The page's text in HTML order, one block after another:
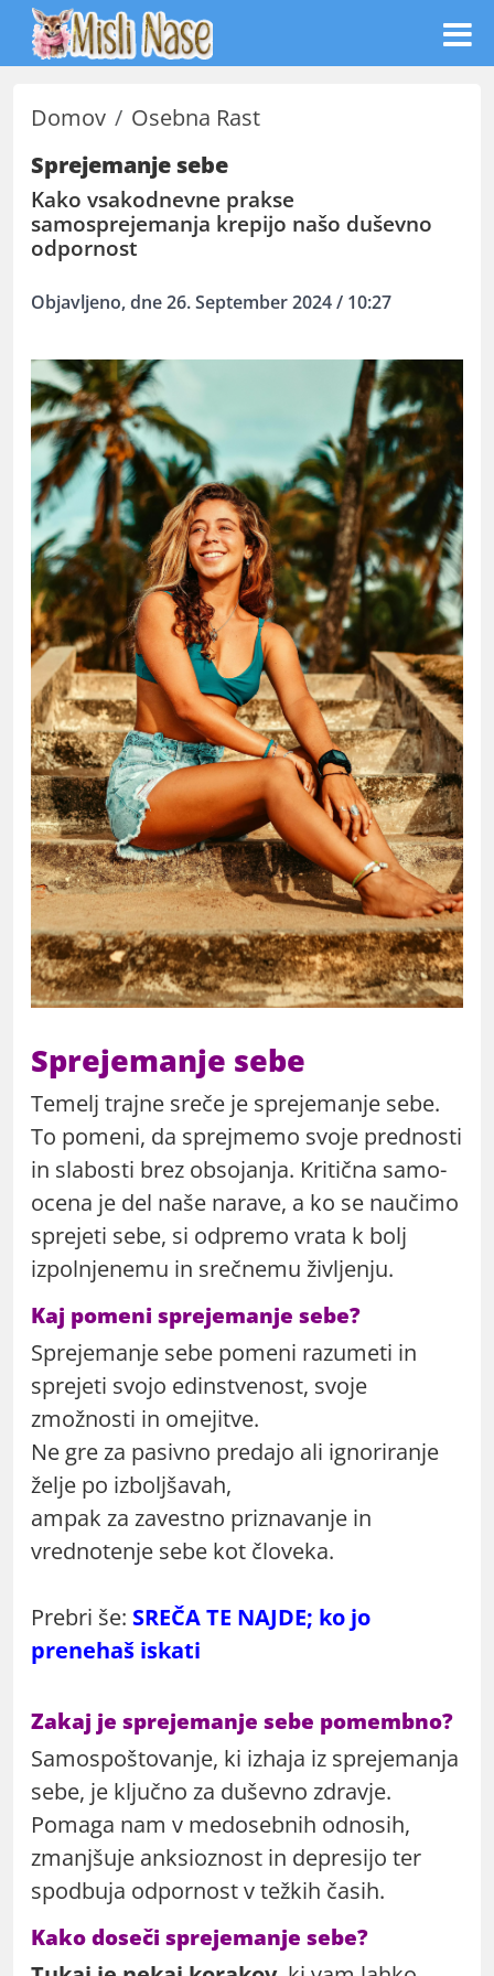
Domov
Osebna Rast
Sprejemanje sebe
Kako vsakodnevne prakse
samosprejemanja krepijo našo duševno
odpornost
Objavljeno, dne 26. September 2024 / 10:27
Sprejemanje sebe
Temelj trajne sreče je sprejemanje sebe.
To pomeni, da sprejmemo svoje prednosti
in slabosti brez obsojanja. Kritična samo-
ocena je del naše narave, a ko se naučimo
sprejeti sebe, si odpremo vrata k bolj
izpolnjenemu in srečnemu življenju.
Kaj pomeni sprejemanje sebe?
Sprejemanje sebe pomeni razumeti in
sprejeti svojo edinstvenost, svoje
zmožnosti in omejitve.
Ne gre za pasivno predajo ali ignoriranje
želje po izboljšavah,
ampak za zavestno priznavanje in
vrednotenje sebe kot človeka.
Prebri še: SREČA TE NAJDE; ko jo
prenehaš iskati
Zakaj je sprejemanje sebe pomembno?
Samospoštovanje, ki izhaja iz sprejemanja
sebe, je ključno za duševno zdravje.
Pomaga nam v medosebnih odnosih,
zmanjšuje anksioznost in depresijo ter
spodbuja odpornost v težkih časih.
Kako doseči sprejemanje sebe?